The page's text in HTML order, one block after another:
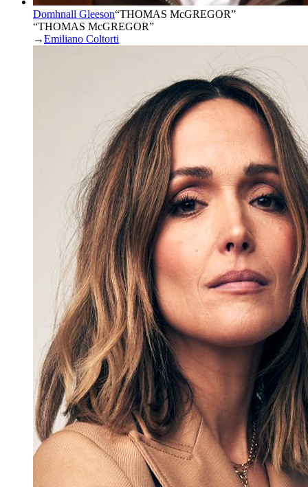
Domhnall Gleeson“THOMAS McGREGOR”
“THOMAS McGREGOR”
→Emiliano Coltorti